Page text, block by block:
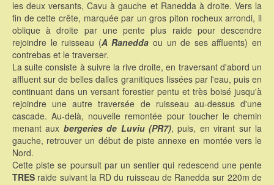
les deux versants, Cavu à gauche et Ranedda à droite. Vers la
fin de cette crête, marquée par un gros piton rocheux arrondi, il
oblique à droite par une pente plus raide pour descendre
rejoindre le ruisseau (A Ranedda ou un de ses affluents) en
contrebas et le traverser.
La suite consiste à suivre la rive droite, en traversant d'abord un
affluent sur de belles dalles granitiques lissées par l'eau, puis en
continuant dans un versant forestier pentu et très boisé jusqu'à
rejoindre une autre traversée de ruisseau au-dessus d'une
cascade. Au-delà, nouvelle remontée pour toucher le chemin
menant aux bergeries de Luviu (PR7), puis, en virant sur la
gauche, retrouver un début de piste annexe en montée vers le
Nord.
Cette piste se poursuit par un sentier qui redescend une pente
TRES raide suivant la RD du ruisseau de Ranedda sur 220m de